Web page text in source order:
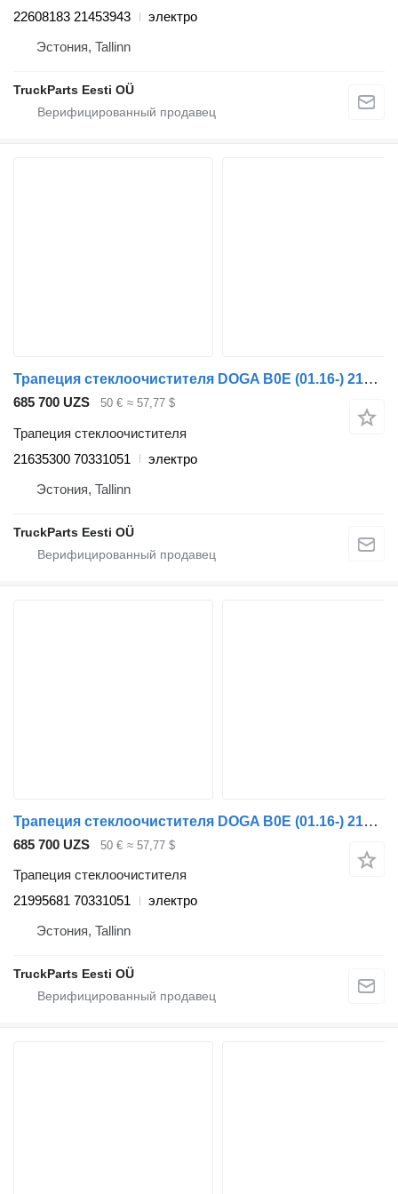
22608183 21453943
электро
Эстония, Tallinn
TruckParts Eesti OÜ
Трапеция стеклоочистителя DOGA B0E (01.16-) 21635300 для автобуса Volvo B5LH, B0E (2008-)
685 700 UZS 50 € ≈ 57,77 $
Трапеция стеклоочистителя
21635300 70331051
электро
Эстония, Tallinn
TruckParts Eesti OÜ
Трапеция стеклоочистителя DOGA B0E (01.16-) 21995681 для автобуса Volvo B5LH, B0E (2008-)
685 700 UZS 50 € ≈ 57,77 $
Трапеция стеклоочистителя
21995681 70331051
электро
Эстония, Tallinn
TruckParts Eesti OÜ